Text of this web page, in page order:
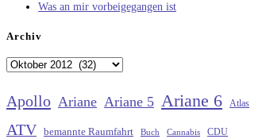
Was an mir vorbeigegangen ist
Archiv
Archiv
Apollo Ariane Ariane 5 Ariane 6 Atlas
ATV bemannte Raumfahrt Buch Cannabis CDU